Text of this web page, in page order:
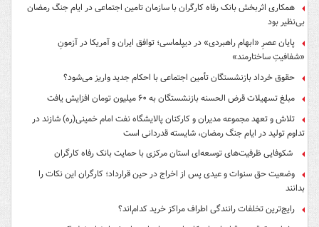
همکاری اثربخش بانک رفاه کارگران با سازمان تامین اجتماعی در ایام جنگ رمضان
بی‌نظیر بود
پایان عصرِ «ابهام راهبردی» در دیپلماسی؛ توافق ایران و آمریکا در آزمونِ
«شفافیتِ ساختارمند»
حقوق خرداد بازنشستگان تأمین اجتماعی با احکام جدید واریز می‌شود؟
مبلغ تسهیلات قرض الحسنه بازنشستگان به ۶۰ میلیون تومان افزایش یافت
تلاش و تعهد مجموعه مدیران و کارکنان پالایشگاه نفت امام خمینی(ره) شازند در
تداوم تولید در ایام جنگ رمضان، شایسته قدردانی است
شکوفایی ظرفیت‌های توسعه‌ای استان مرکزی با حمایت بانک رفاه کارگران
وضعیت حق سنوات و عیدی پس از اخراج در حین قرارداد؛ کارگران این نکات را
بدانند
رایج‌ترین تخلفات رانندگی اطراف مراکز خرید کدام‌اند؟